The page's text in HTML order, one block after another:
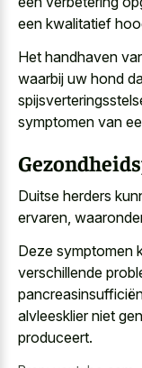
een kwalitatief
Het handhaven
waarbij uw hond
symptomen van
Duitse herders
ervaren,
Deze symptomen
verschillende
alvleesklier niet
produceert.